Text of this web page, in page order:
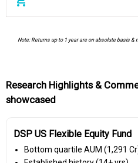
Note: Returns up to 1 year are on absolute basis &
Research Highlights &
showcased
DSP US Flexible Equity Fund
Bottom quartile AUM (₹1,291